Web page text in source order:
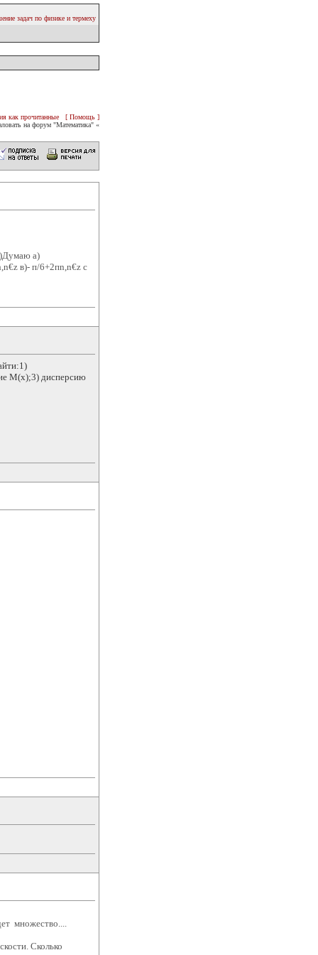
задач по физике и термеху
как прочитанные
[ Помощь ]
на форум "Математика" «
а)
в)- п/6+2пn,n€z с
М(х);3) дисперсию
множество....
Сколько